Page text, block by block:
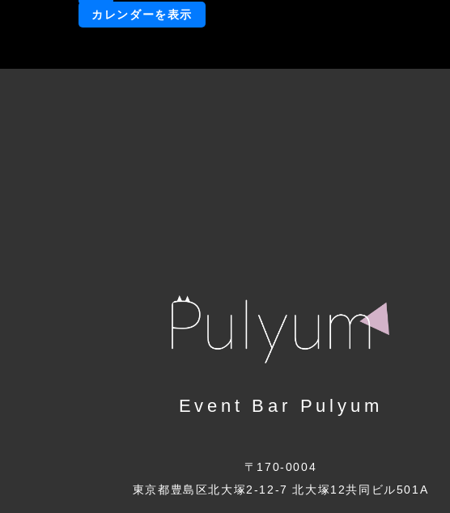
カレンダーを表示
Event Bar Pulyum
〒170-0004
東京都豊島区北大塚2-12-7 北大塚12共同ビル501A